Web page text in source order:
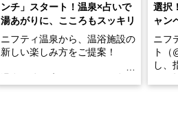
ンチ」スタート！温泉×占いで
湯あがりに、こころもスッキリ
ニフティ温泉から、温浴施設の
新しい楽しみ方をご提案！
選択
ャン
ニフ
ト（
し、